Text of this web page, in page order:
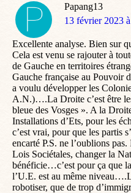
Papang13
dit
13 février 2023
Excellente analyse. Bien sur
Cela est venu se rajouter à
de Gauche en territoires
Gauche française au Pouvoir
a voulu développer les
A.N.)….La Droite c’est être
bleue des Vosges ». A la
Installations d’Ets, pour les
c’est vrai, pour que les partis
encarté P.S. ne l’oublions
Lois Sociétales, changer la
bénéficie…c’est pour ça que
l’U.E. est au même
robotiser, que de trop